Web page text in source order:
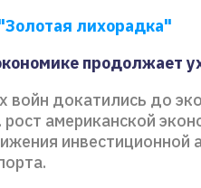
лихорадка"
продолжает
войн докатились до
американской
инвестиционной